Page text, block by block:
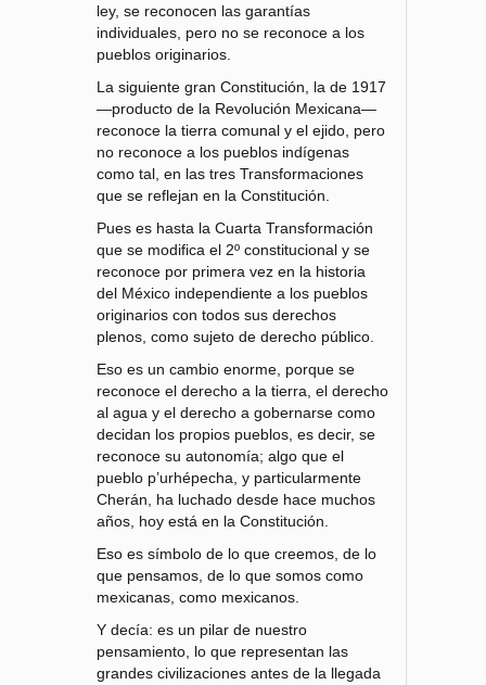
ley, se reconocen las garantías
individuales, pero no se reconoce a los
pueblos originarios.
La siguiente gran Constitución, la de 1917
—producto de la Revolución Mexicana—
reconoce la tierra comunal y el ejido, pero
no reconoce a los pueblos indígenas
como tal, en las tres Transformaciones
que se reflejan en la Constitución.
Pues es hasta la Cuarta Transformación
que se modifica el 2º constitucional y se
reconoce por primera vez en la historia
del México independiente a los pueblos
originarios con todos sus derechos
plenos, como sujeto de derecho público.
Eso es un cambio enorme, porque se
reconoce el derecho a la tierra, el derecho
al agua y el derecho a gobernarse como
decidan los propios pueblos, es decir, se
reconoce su autonomía; algo que el
pueblo p’urhépecha, y particularmente
Cherán, ha luchado desde hace muchos
años, hoy está en la Constitución.
Eso es símbolo de lo que creemos, de lo
que pensamos, de lo que somos como
mexicanas, como mexicanos.
Y decía: es un pilar de nuestro
pensamiento, lo que representan las
grandes civilizaciones antes de la llegada